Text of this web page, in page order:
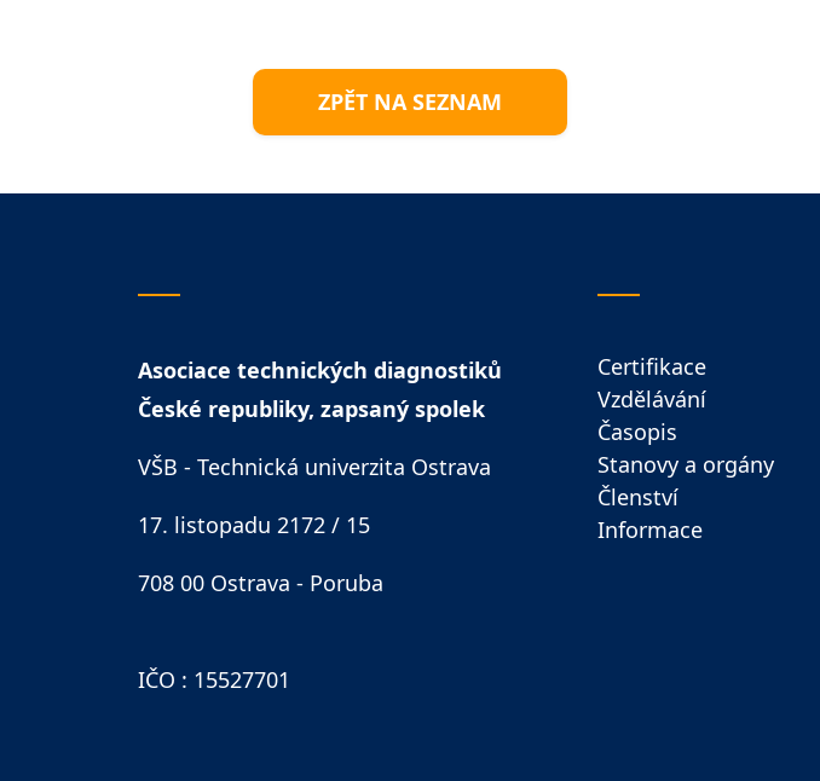
Asociace technických diagnostiků
České republiky, zapsaný spolek
VŠB - Technická univerzita Ostrava
17. listopadu 2172 / 15
708 00 Ostrava - Poruba
IČO : 15527701
Certifikace
Vzdělávání
Časopis
Stanovy a orgány
Členství
Informace